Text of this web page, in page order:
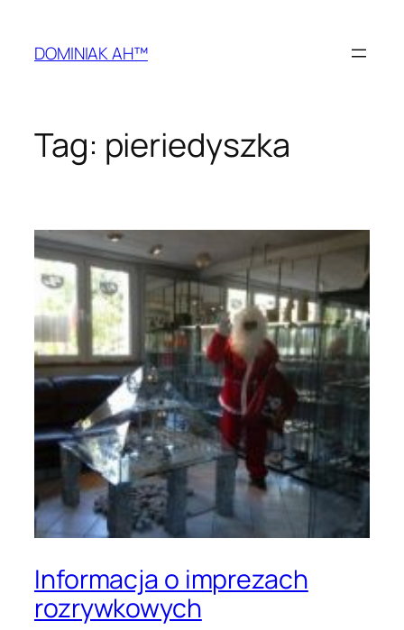
treściDOMINIAK AH™
Tag: pieriedyszka
Informacja o imprezach
rozrywkowych